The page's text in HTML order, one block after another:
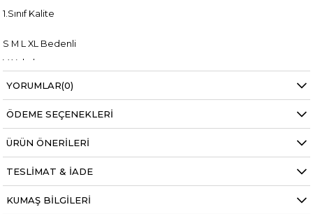
1.Sınıf Kalite
S M L XL Bedenli
V Yakalı
Uzun Boylu
+
Mankenimiz S beden giymiştir
Baldır 54 cm
YORUMLAR(0)
ÖDEME SEÇENEKLERI
ÜRÜN ÖNERILERI
TESLIMAT & İADE
KUMAŞ BILGILERI